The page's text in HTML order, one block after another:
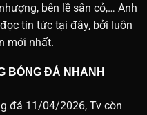
bên lề sân cỏ,… Anh
tin tức tại đây, bởi luôn
mới nhất.
BÓNG ĐÁ NHANH
đá 11/04/2026, Tv còn